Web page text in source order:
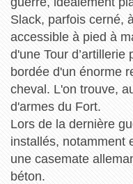
Slack, parfois cerné,
accessible à pied à
d'une Tour
bordée d'un énorme
cheval. L'on trouve,
d'armes du Fort.
Lors de la dernière
installés, notamment
une casemate
béton.